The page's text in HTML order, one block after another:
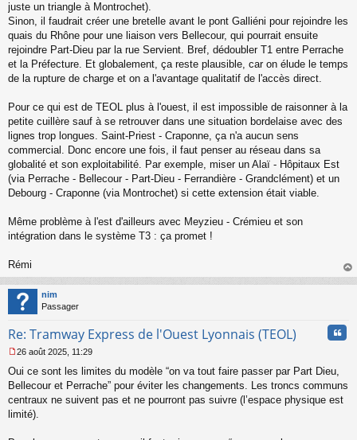
juste un triangle à Montrochet).
Sinon, il faudrait créer une bretelle avant le pont Galliéni pour rejoindre les
quais du Rhône pour une liaison vers Bellecour, qui pourrait ensuite
rejoindre Part-Dieu par la rue Servient. Bref, dédoubler T1 entre Perrache
et la Préfecture. Et globalement, ça reste plausible, car on élude le temps
de la rupture de charge et on a l'avantage qualitatif de l'accès direct.
Pour ce qui est de TEOL plus à l'ouest, il est impossible de raisonner à la
petite cuillère sauf à se retrouver dans une situation bordelaise avec des
lignes trop longues. Saint-Priest - Craponne, ça n'a aucun sens
commercial. Donc encore une fois, il faut penser au réseau dans sa
globalité et son exploitabilité. Par exemple, miser un Alaï - Hôpitaux Est
(via Perrache - Bellecour - Part-Dieu - Ferrandière - Grandclément) et un
Debourg - Craponne (via Montrochet) si cette extension était viable.
Même problème à l'est d'ailleurs avec Meyzieu - Crémieu et son
intégration dans le système T3 : ça promet !
Rémi
au
nim
Passager
Re: Tramway Express de l'Ouest Lyonnais (TEOL)
e
s
s
g
26 août 2025, 11:29
Oui ce sont les limites du modèle “on va tout faire passer par Part Dieu,
Bellecour et Perrache” pour éviter les changements. Les troncs communs
centraux ne suivent pas et ne pourront pas suivre (l’espace physique est
limité).